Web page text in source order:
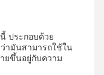
ประกอบด้วย
ามันสามารถใช้ใน
ยขึ้นอยู่กับความ